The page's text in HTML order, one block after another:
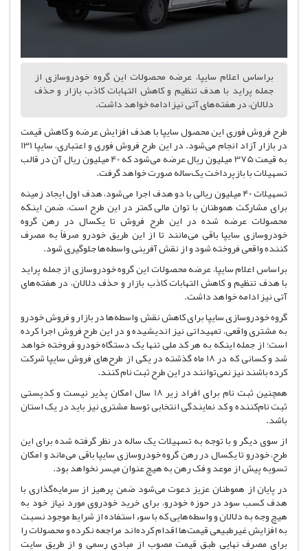
براساس اعلام سایپا، عرضه محصولات این گروه خودروسازی از
جمله پراید با هدف تنظیم و کاهش التهابات کاذب بازار و حذف
دلالان، در هفته‌های آتی نیز ادامه خواهد داشت.
طرح فروش فوری این محصول سایپا با هدف افزایش عرضه و کاهش قیمت
در بازار آزاد انجام می‌شود. در این طرح فروش فوری و اعتباری، سایپا 131
به قیمت 375 میلیون ریال عرضه می‌شود که 40 میلیون ریال آن در قالب
تسهیلات با بازپرداخت یک‌ساله صورت خواهد گرفت.
تسهیلات 40 میلیون ریالی با دو هدف اجرا می‌شود، هدف اول ایجاد زمینه
برای مشارکت هموطنان با توان مالی کمتر در این طرح است، ضمن اینکه
محصولات عرضه شده در این طرح فروش تا یکسال در رهن گروه
خودروسازی سایپا باقی می‌مانند تا از این طریق خودرو صرفاً به مصرف
کننده واقعی فروخته شود و از نقش آفرینی واسطه‌ها جلوگیری شود.
براساس اعلام سایپا، عرضه محصولات این گروه خودروسازی از جمله پراید
با هدف تنظیم و کاهش التهابات کاذب بازار و حذف دلالان، در هفته‌های
آتی نیز ادامه خواهد داشت.
گروه خودروسازی سایپا برای کاهش نقش واسطه‌ها در بازار و فروش خودرو
به مشتری واقعی، تمهیداتی نیز اندیشیده و در این طرح فروش اجرا کرده
است؛ از جمله اینکه به هر کد ملی تنها یک دستگاه خودرو فروخته خواهد
شد و کسانی که در 18 ماه گذشته در یکی از طرح‌های فروش سایپا شرکت
کرده باشند نیز نمی‌توانند در این طرح ثبت نام کنند.
همچنین ثبت نام برای افراد زیر 18 سال امکان پذیر نیست و کدپستی
ثبت نام‌کننده و کد نمایندگی انتخابی توسط مشتری نیز باید در یک استان
باشد.
از سوی دیگر و با توجه به تسهیلات یک ساله در نظر گرفته شده برای این
طرح، خودرو تا یکسال در رهن گروه خودروسازی سایپا باقی می‌ماند و امکان
تسویه پیش از موعد و فک رهن به هیچ عنوان میسر نخواهد بود.
در پایان از هموطنان عزیز دعوت می‌شود ضمن پرهیز از سرمایه‌گذاری با
هدف کسب سود در حوزه خودرو، برای خرید خودروی مورد نیاز خود به
هیچ وجه به دلالان و واسطه‌هایی که با سوء استفاده از شرایط موجود نسبت
به افزایش غیرطبیعی قیمت‌ها اقدام کرده‌اند مراجعه نکرده و محصولات را
برای مصرف نهایی طبق قیمت مصوب از مبادی رسمی و از طریق سایت